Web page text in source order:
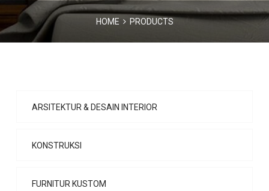
HOME PRODUCTS
ARSITEKTUR & DESAIN INTERIOR
KONSTRUKSI
FURNITUR KUSTOM